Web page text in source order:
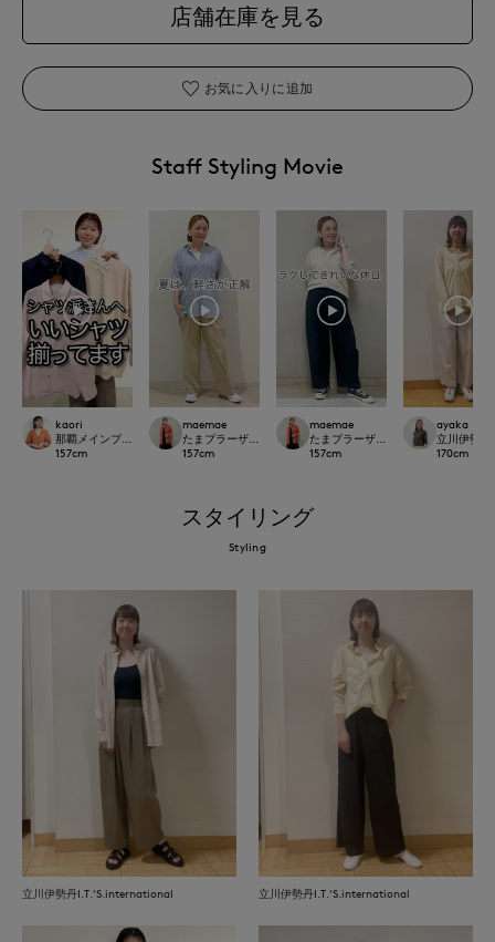
店舗在庫を見る
お気に入りに追加
Staff Styling Movie
kaori
那覇メインプレイスI.T.'S.international
157cm
maemae
たまプラーザ東急I.T.'S.international
157cm
maemae
たまプラーザ東急I.T.'S.international
157cm
ayaka
立川伊勢
170cm
スタイリング
Styling
立川伊勢丹I.T.'S.international 立川伊勢丹I.T.'S.international